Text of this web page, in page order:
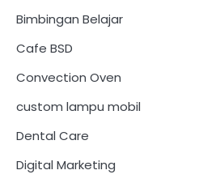
Bimbingan Belajar
Cafe BSD
Convection Oven
custom lampu mobil
Dental Care
Digital Marketing